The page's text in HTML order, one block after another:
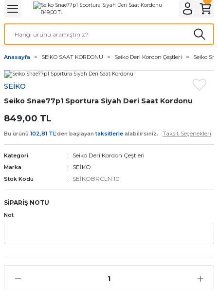
& ELEKTİRİK AYDINLATMA & ELEKTRİK
ve Cihaz Pilleri
ÇEŞİTLERİ
Kordon Çeşitleri
saat kordonu
Kordonları
Anasayfa SEİKO SAAT KORDONU Seiko Deri Kordon Çeştleri Seiko
SEİKO
Seiko Snae77p1 Sportura Siyah Deri Saat Kordonu
849,00 TL
Bu ürünü 102,81 TL’den başlayantaksitlerle alabilirsiniz. Taksit Seçenekleri
Kategori Seiko Deri Kordon Çeştleri
Marka SEİKO
Stok Kodu SEİKOBRCLN 10
SİPARİŞ NOTU
Not